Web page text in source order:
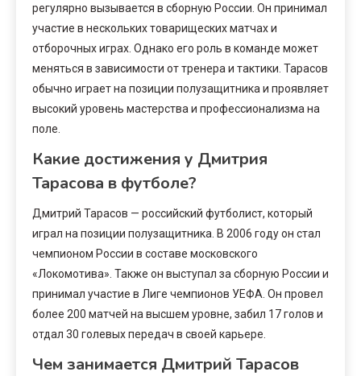
регулярно вызывается в сборную России. Он принимал
участие в нескольких товарищеских матчах и
отборочных играх. Однако его роль в команде может
меняться в зависимости от тренера и тактики. Тарасов
обычно играет на позиции полузащитника и проявляет
высокий уровень мастерства и профессионализма на
поле.
Какие достижения у Дмитрия
Тарасова в футболе?
Дмитрий Тарасов — российский футболист, который
играл на позиции полузащитника. В 2006 году он стал
чемпионом России в составе московского
«Локомотива». Также он выступал за сборную России и
принимал участие в Лиге чемпионов УЕФА. Он провел
более 200 матчей на высшем уровне, забил 17 голов и
отдал 30 голевых передач в своей карьере.
Чем занимается Дмитрий Тарасов